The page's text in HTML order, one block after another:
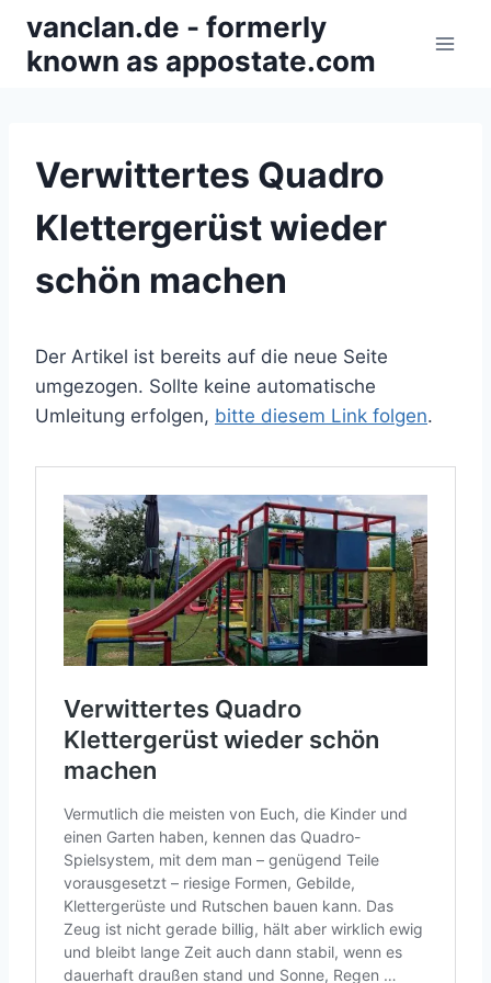
Inhalt
springen
vanclan.de - formerly
known as appostate.com
Verwittertes Quadro
Klettergerüst wieder
schön machen
Der Artikel ist bereits auf die neue Seite
umgezogen. Sollte keine automatische
Umleitung erfolgen, bitte diesem Link folgen.